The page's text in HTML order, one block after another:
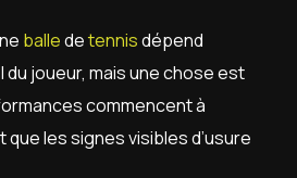
balledetennisdépend
joueur, mais une chose est
commencent à
que les signes visibles d’usure